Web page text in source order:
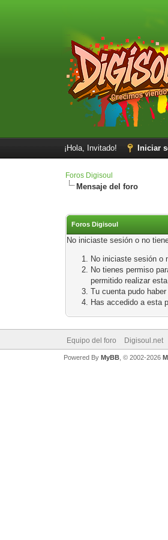
¡Hola, Invitado! Iniciar
Foros Digisoul
Mensaje del foro
Foros Digisoul
No iniciaste sesión o no
No iniciaste sesión o
No tienes permiso
permitido realizar
Tu cuenta pudo
Has accedido a esta
Equipo del foro Digisoul.net
Powered By MyBB, © 2002-2026